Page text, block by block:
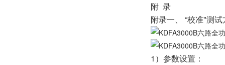
附 录
附录一、 “校准"测
1）参数设置：